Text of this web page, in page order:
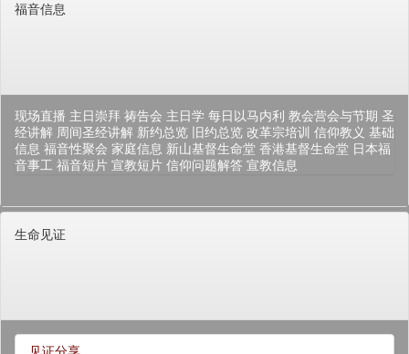
福音信息
现场直播 主日崇拜 祷告会 主日学 每日以马内利 教会营会与节期 圣
经讲解 周间圣经讲解 新约总览 旧约总览 改革宗培训 信仰教义 基础
信息 福音性聚会 家庭信息 新山基督生命堂 香港基督生命堂 日本福
音事工 福音短片 宣教短片 信仰问题解答 宣教信息
生命见证
见证分享